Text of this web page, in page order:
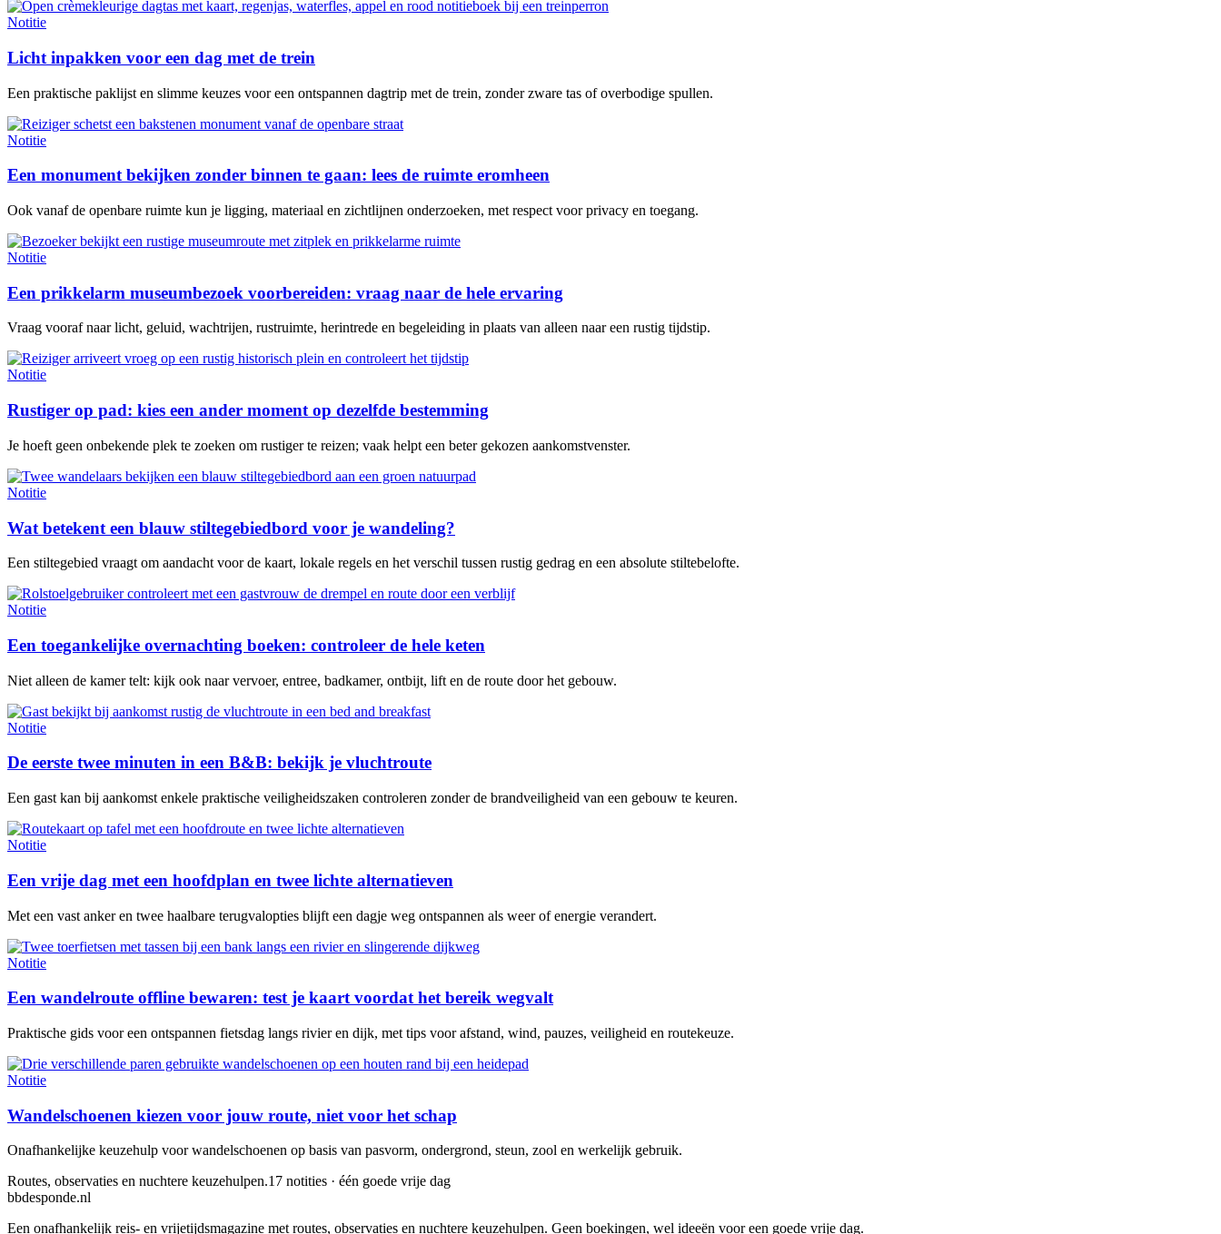
Notitie
Licht inpakken voor een dag met de trein
Een praktische paklijst en slimme keuzes voor een ontspannen dagtrip met de trein, zonder zware tas of overbodige spullen.
Notitie
Een monument bekijken zonder binnen te gaan: lees de ruimte eromheen
Ook vanaf de openbare ruimte kun je ligging, materiaal en zichtlijnen onderzoeken, met respect voor privacy en toegang.
Notitie
Een prikkelarm museumbezoek voorbereiden: vraag naar de hele ervaring
Vraag vooraf naar licht, geluid, wachtrijen, rustruimte, herintrede en begeleiding in plaats van alleen naar een rustig tijdstip.
Notitie
Rustiger op pad: kies een ander moment op dezelfde bestemming
Je hoeft geen onbekende plek te zoeken om rustiger te reizen; vaak helpt een beter gekozen aankomstvenster.
Notitie
Wat betekent een blauw stiltegebiedbord voor je wandeling?
Een stiltegebied vraagt om aandacht voor de kaart, lokale regels en het verschil tussen rustig gedrag en een absolute stiltebelofte.
Notitie
Een toegankelijke overnachting boeken: controleer de hele keten
Niet alleen de kamer telt: kijk ook naar vervoer, entree, badkamer, ontbijt, lift en de route door het gebouw.
Notitie
De eerste twee minuten in een B&B: bekijk je vluchtroute
Een gast kan bij aankomst enkele praktische veiligheidszaken controleren zonder de brandveiligheid van een gebouw te keuren.
Notitie
Een vrije dag met een hoofdplan en twee lichte alternatieven
Met een vast anker en twee haalbare terugvalopties blijft een dagje weg ontspannen als weer of energie verandert.
Notitie
Een wandelroute offline bewaren: test je kaart voordat het bereik wegvalt
Praktische gids voor een ontspannen fietsdag langs rivier en dijk, met tips voor afstand, wind, pauzes, veiligheid en routekeuze.
Notitie
Wandelschoenen kiezen voor jouw route, niet voor het schap
Onafhankelijke keuzehulp voor wandelschoenen op basis van pasvorm, ondergrond, steun, zool en werkelijk gebruik.
Routes, observaties en nuchtere keuzehulpen.17 notities · één goede vrije dag
bbdesponde.nl
Een onafhankelijk reis- en vrijetijdsmagazine met routes, observaties en nuchtere keuzehulpen. Geen boekingen, wel ideeën voor een goede vrije dag.